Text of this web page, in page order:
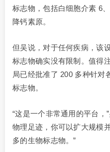
标志物，包括白细胞介素 6
降钙素原。
但吴说，对于任何疾病，该
标志物确实没有限制。值得
局已经批准了 200 多种针对
标志物。
“这是一个非常通用的平台，
物理足迹，你可以扩大规模
多的生物标志物。”